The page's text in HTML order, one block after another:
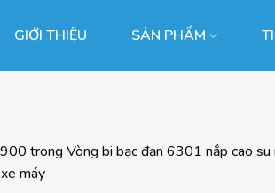
GIỚI THIỆU SẢN PHẨM
trong Vòng bi bạc đạn 6301 nắp cao
máy